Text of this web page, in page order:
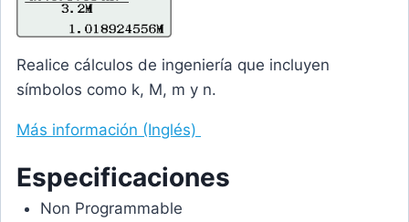
Realice cálculos de ingeniería que incluyen
símbolos como k, M, m y n.
Más información (Inglés)
Especificaciones
Non Programmable